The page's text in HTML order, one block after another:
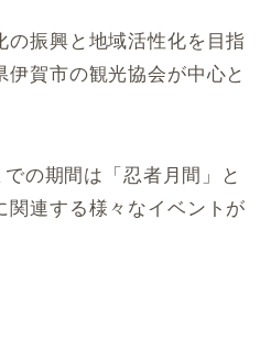
の振興と地域活性化を目指
賀市の観光協会が中心と
の期間は「忍者月間」と
関連する様々なイベントが